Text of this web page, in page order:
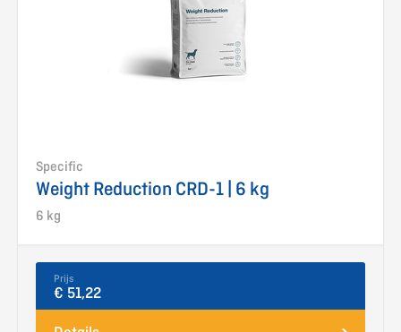
Specific
Weight Reduction CRD-1 | 6 kg
6 kg
Prijs
€ 51,22